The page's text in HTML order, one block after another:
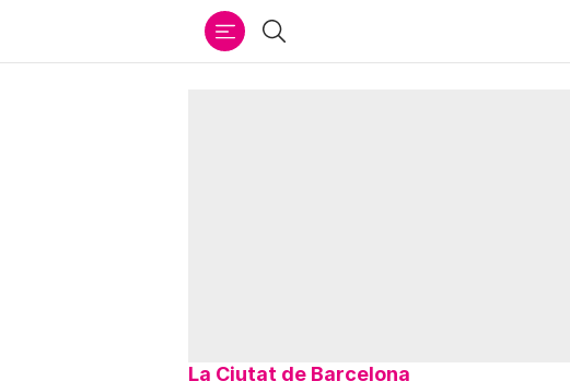
Cercar
La Ciutat de Barcelona